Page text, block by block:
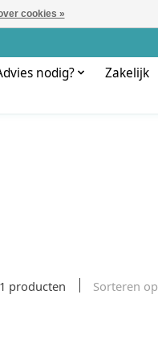
nodig? Zakelijk
1 producten Sorteren op
cookies »